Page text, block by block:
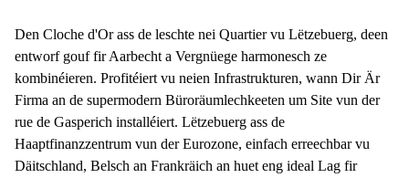
Den Cloche d'Or ass de leschte nei Quartier vu Lëtzebuerg, deen
entworf gouf fir Aarbecht a Vergnüege harmonesch ze
kombinéieren. Profitéiert vu neien Infrastrukturen, wann Dir Är
Firma an de supermodern Büroräumlechkeeten um Site vun der
rue de Gasperich installéiert. Lëtzebuerg ass de
Haaptfinanzzentrum vun der Eurozone, einfach erreechbar vu
Däitschland, Belsch an Frankräich an huet eng ideal Lag fir